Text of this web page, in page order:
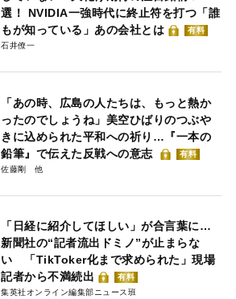
選！ NVIDIA一強時代に終止符を打つ「誰
もが知っている」あの会社とは
有料
石井僚一
「あの時、広島の人たちは、もっと熱か
ったのでしょうね」美空ひばりのつぶや
きに込められた平和への祈り…『一本の
鉛筆』で伝えた反戦への意志
有料
佐藤剛
「日経に紹介してほしい」が合言葉に…
新聞社の“記者流出ドミノ”が止まらな
い 「TikToker化まで求められた」現場
記者から不満続出
有料
集英社オンライン編集部ニュース班